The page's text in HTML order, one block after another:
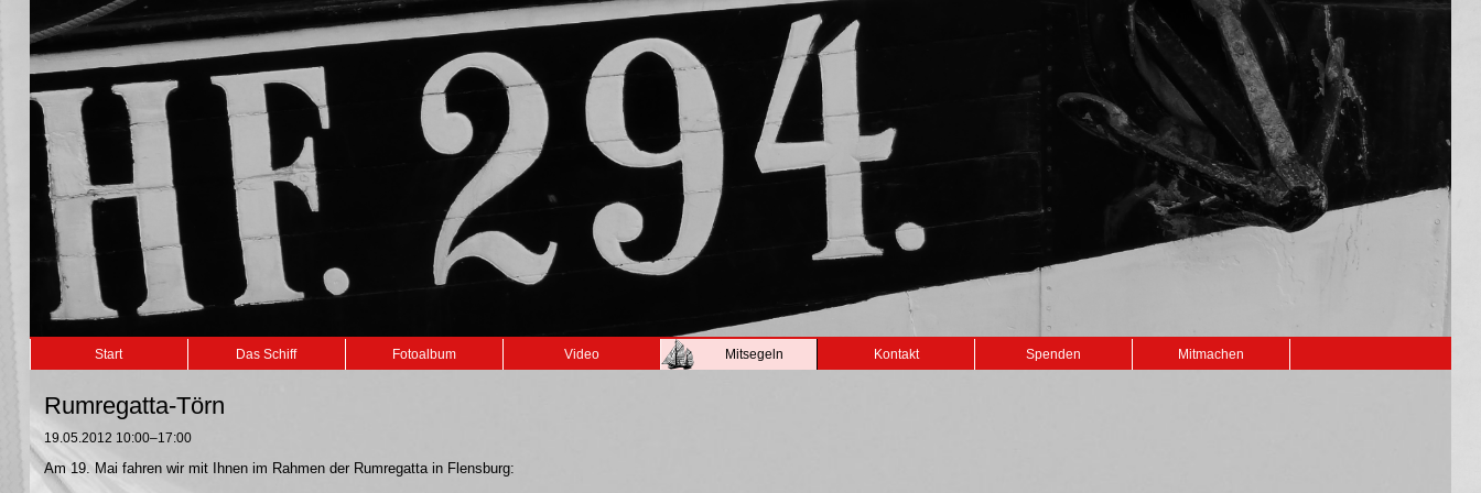
Navigation
überspringen
Start Das Schiff Fotoalbum Video Mitsegeln Kontakt Spenden Mitmachen
Rumregatta-Törn
19.05.2012 10:00–17:00
Am 19. Mai fahren wir mit Ihnen im Rahmen der Rumregatta in Flensburg: